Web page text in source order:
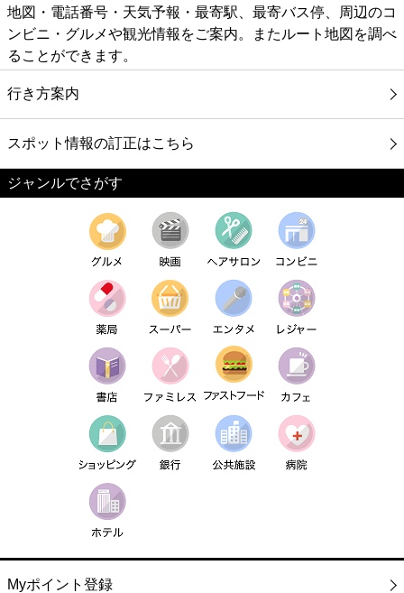
地図・電話番号・天気予報・最寄駅、最寄バス停、周辺のコ
ンビニ・グルメや観光情報をご案内。またルート地図を調べ
ることができます。
行き方案内
スポット情報の訂正はこちら
ジャンルでさがす
Myポイント登録